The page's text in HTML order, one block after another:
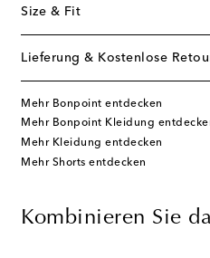
Size & Fit
Lieferung & Kostenlose
Mehr Bonpoint entdecken
Mehr Bonpoint Kleidung
Mehr Kleidung entdecken
Mehr Shorts entdecken
Kombinieren Sie